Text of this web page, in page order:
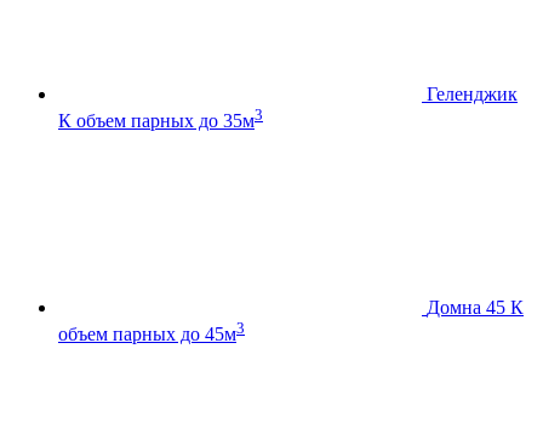
Геленджик
К объем парных до 35м3
Домна 45 К
объем парных до 45м3